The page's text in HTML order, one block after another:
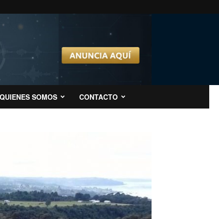
QUIENES SOMOS CONTACTO